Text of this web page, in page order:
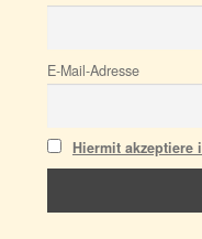
E-Mail-Adresse
Hiermit akzeptiere